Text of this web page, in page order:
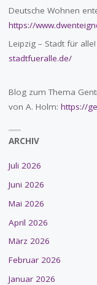
Deutsche Wohnen
https://
Leipzig – Stadt für
stadtfueralle.de/
Blog zum Thema
von A. Holm: https://
ARCHIV
Juli 2026
Juni 2026
Mai 2026
April 2026
März 2026
Februar 2026
Januar 2026